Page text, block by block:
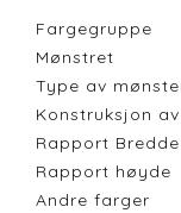
Fargegruppe
Mønstret
Type av
Konstruksjon
Rapport Bredde
Rapport høyde
Andre farger